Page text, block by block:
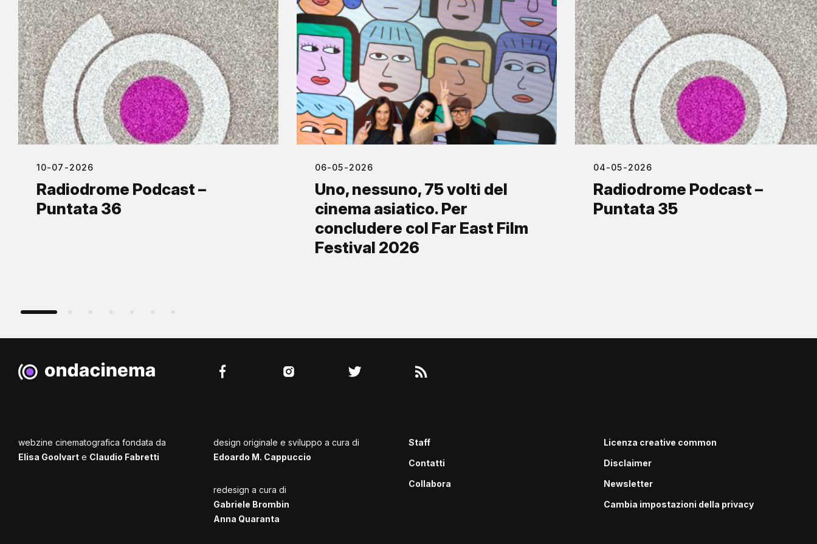
10-07-2026
Radiodrome Podcast –
Puntata 36
06-05-2026
Uno, nessuno, 75 volti del
cinema asiatico. Per
concludere col Far East Film
Festival 2026
04-05-2026
Radiodrome Podcast –
Puntata 35
webzine cinematografica fondata da
Elisa Goolvart e Claudio Fabretti
design originale e sviluppo a cura di
Edoardo M. Cappuccio
redesign a cura di
Gabriele Brombin
Anna Quaranta
Staff
Contatti
Collabora
Licenza creative common
Disclaimer
Newsletter
Cambia impostazioni della privacy